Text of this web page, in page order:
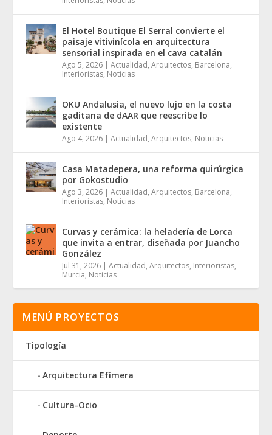
El Hotel Boutique El Serral convierte el
paisaje vitivinícola en arquitectura
sensorial inspirada en el cava catalán
Ago 5, 2026 |Actualidad,Arquitectos, Barcelona,
Interioristas, Noticias
OKU Andalusia, el nuevo lujo en la costa
gaditana de dAAR que reescribe lo
existente
Ago 4, 2026 |Actualidad,Arquitectos, Noticias
Casa Matadepera, una reforma quirúrgica
por Gokostudio
Ago 3, 2026 |Actualidad,Arquitectos, Barcelona,
Interioristas, Noticias
Curvas y cerámica: la heladería de Lorca
que invita a entrar, diseñada por Juancho
González
Jul 31, 2026 |Actualidad,Arquitectos, Interioristas,
Murcia, Noticias
MENÚ PROYECTOS
Tipología
Arquitectura Efímera
Cultura-Ocio